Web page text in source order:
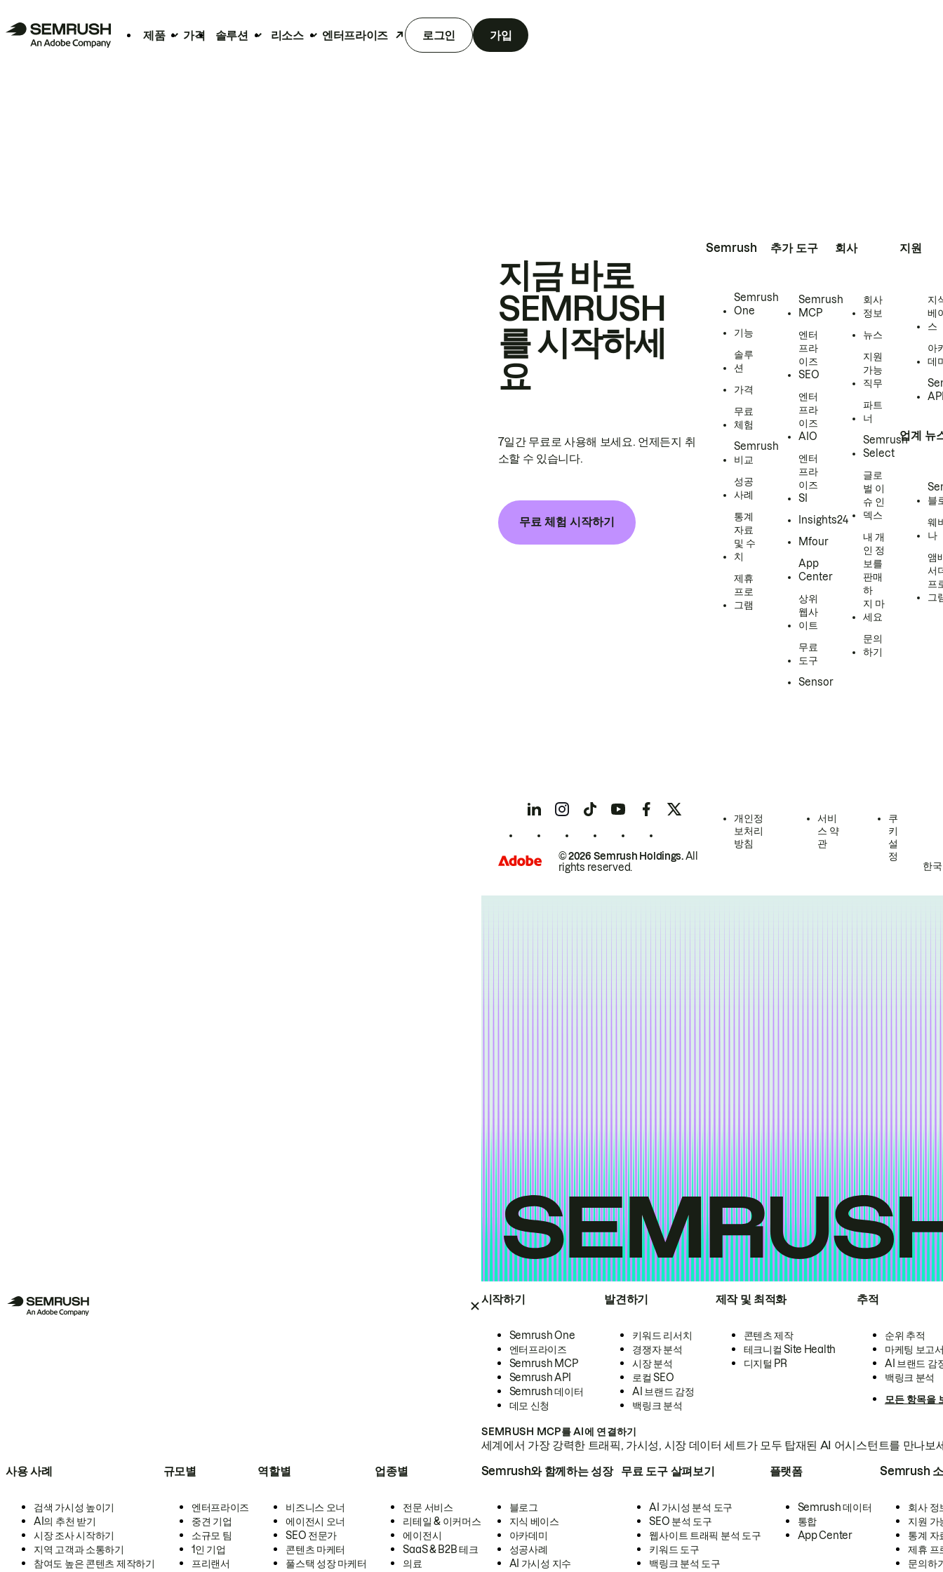
제품 가격 솔루션 리소스 엔터프라이즈 로그인 가입
시작하기
Semrush One
엔터프라이즈
Semrush MCP
Semrush API
Semrush 데이터
데모 신청
발견하기
키워드 리서치
경쟁자 분석
시장 분석
로컬 SEO
AI 브랜드 감정
백링크 분석
제작 및 최적화
콘텐츠 제작
테크니컬 Site Health
디지털 PR
추적
순위 추적
마케팅 보고
AI 브랜드 감
백링크 분석
모든 항목을
SEMRUSH MCP를 AI에 연결하기
세계에서 가장 강력한 트래픽, 가시성, 시장 데이터 세트가 모두 탑재된 AI 어시스턴트를 만나보
사용 사례
검색 가시성 높이기
AI의 추천 받기
시장 조사 시작하기
지역 고객과 소통하기
참여도 높은 콘텐츠 제작하기
규모별
엔터프라이즈
중견 기업
소규모 팀
1인 기업
프리랜서
역할별
비즈니스 오너
에이전시 오너
SEO 전문가
콘텐츠 마케터
풀스택 성장 마케터
업종별
전문 서비스
리테일 & 이커머스
에이전시
SaaS & B2B 테크
의료
Semrush와 함께하는 성장
블로그
지식 베이스
아카데미
성공사례
AI 가시성 지수
무료 도구 살펴보기
AI 가시성 분석 도구
SEO 분석 도구
웹사이트 트래픽 분석 도구
키워드 도구
백링크 분석 도구
플랫폼
Semrush 데이터
통합
App Center
Semrush
회사 정
지원 가
통계 자
제휴 프
문의하
지금 바로
SEMRUSH
를 시작하세
요
7일간 무료로 사용해 보세요. 언제든지 취
소할 수 있습니다.
무료 체험 시작하기
Semrush
Semrush
One
기능
솔루
션
가격
무료
체험
Semrush
비교
성공
사례
통계
자료
및 수
치
제휴
프로
그램
추가 도구
Semrush
MCP
엔터
프라
이즈
SEO
엔터
프라
이즈
AIO
엔터
프라
이즈
SI
Insights24
Mfour
App
Center
상위
웹사
이트
무료
도구
Sensor
회사
회사
정보
뉴스
지원
가능
직무
파트
너
Semrush
Select
글로
벌 이
슈 인
덱스
내 개
인 정
보를
판매
하
지 마
세요
문의
하기
지원
지
베
스
아
데
업계 뉴
블
웨
나
앰
서
프
그
© 2026 Semrush Holdings.All
rights reserved.
개인정
보처리
방침
서비
스 약
관
쿠
키
설
정
한